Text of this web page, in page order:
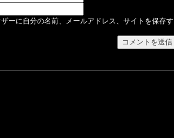
ーに自分の名前、メールアドレス、サイトを保存す